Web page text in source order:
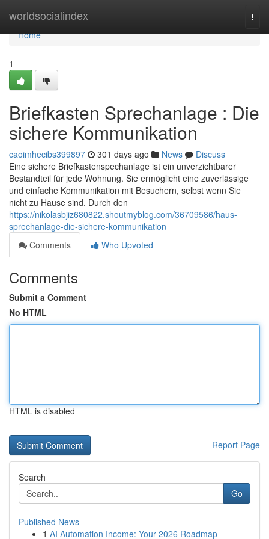
worldsocialindex
Home
Home
1
Briefkasten Sprechanlage : Die
sichere Kommunikation
caoimhecibs399897 301 days ago News
Discuss
Eine sichere Briefkastenspechanlage ist ein unverzichtbarer
Bestandteil für jede Wohnung. Sie ermöglicht eine zuverlässige
und einfache Kommunikation mit Besuchern, selbst wenn Sie
nicht zu Hause sind. Durch den
https://nikolasbjiz680822.shoutmyblog.com/36709586/haus-
sprechanlage-die-sichere-kommunikation
Comments
Who Upvoted
Comments
Submit a Comment
No HTML
HTML is disabled
Report Page
Search
Go
Published News
1 AI Automation Income: Your 2026 Roadmap